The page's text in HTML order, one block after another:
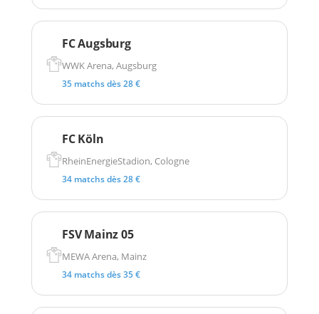
FC Augsburg
WWK Arena, Augsburg
35 matchs dès 28 €
FC Köln
RheinEnergieStadion, Cologne
34 matchs dès 28 €
FSV Mainz 05
MEWA Arena, Mainz
34 matchs dès 35 €